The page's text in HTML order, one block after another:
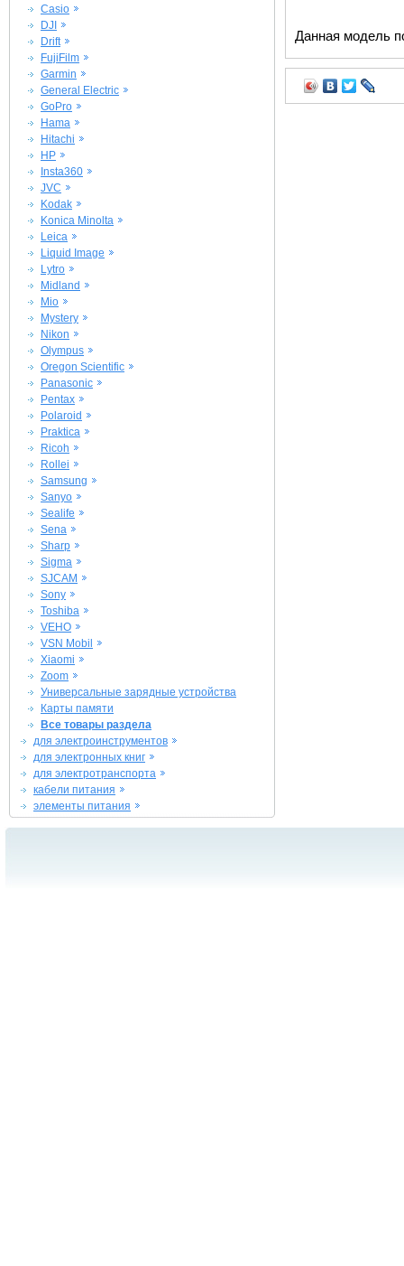
Casio
DJI
Drift
FujiFilm
Garmin
General Electric
GoPro
Hama
Hitachi
HP
Insta360
JVC
Kodak
Konica Minolta
Leica
Liquid Image
Lytro
Midland
Mio
Mystery
Nikon
Olympus
Oregon Scientific
Panasonic
Pentax
Polaroid
Praktica
Ricoh
Rollei
Samsung
Sanyo
Sealife
Sena
Sharp
Sigma
SJCAM
Sony
Toshiba
VEHO
VSN Mobil
Xiaomi
Zoom
Универсальные зарядные устройства
Карты памяти
Все товары раздела
для электроинструментов
для электронных книг
для электротранспорта
кабели питания
элементы питания
Данная модель